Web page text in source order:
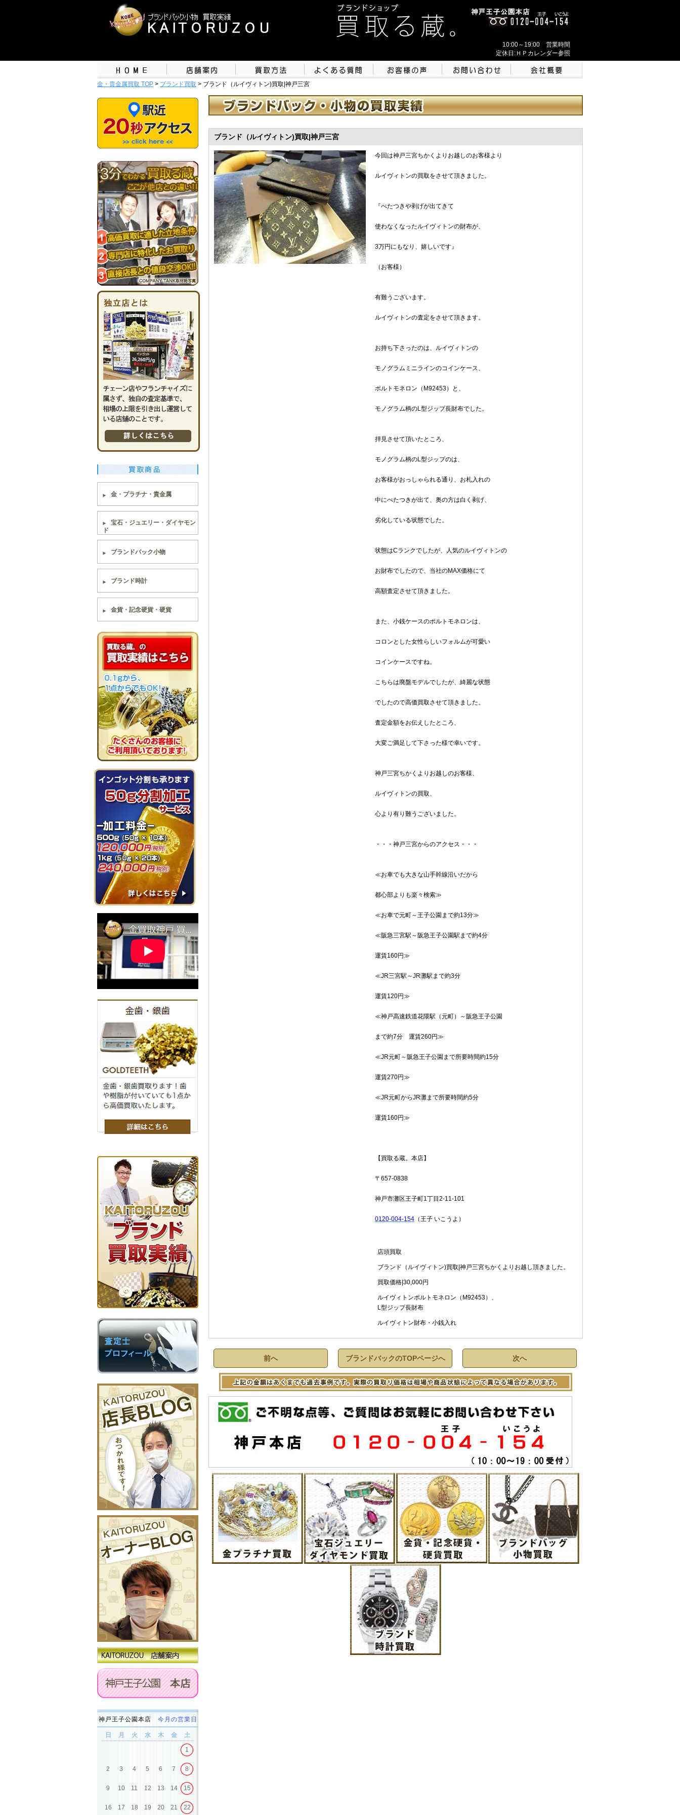
10:00～19:00 営業時間
定休日:ＨＰカレンダー参照
金・貴金属買取 TOP > ブランド買取 > ブランド（ルイヴィトン)買取|神戸三宮
金・プラチナ・貴金属
宝石・ジュエリー・ダイヤモン
ド
ブランドバック小物
ブランド時計
金貨・記念硬貨・硬貨
神戸王子公園本店 今月の営業日
日 月 火 水 木 金 土
1
2 3 4 5 6 7 8
9 10 11 12 13 14 15
16 17 18 19 20 21 22
ブランド（ルイヴィトン)買取|神戸三宮
今回は神戸三宮ちかくよりお越しのお客様より
ルイヴィトンの買取をさせて頂きました。
『べたつきや剥げが出てきて
使わなくなったルイヴィトンの財布が、
3万円にもなり、嬉しいです』
（お客様）
有難うございます。
ルイヴィトンの査定をさせて頂きます。
お持ち下さったのは、ルイヴィトンの
モノグラムミニラインのコインケース、
ポルトモネロン（M92453）と、
モノグラム柄のL型ジップ長財布でした。
拝見させて頂いたところ、
モノグラム柄のL型ジップのは、
お客様がおっしゃられる通り、お札入れの
中にべたつきが出て、奥の方は白く剥げ、
劣化している状態でした。
状態はCランクでしたが、人気のルイヴィトンの
お財布でしたので、当社のMAX価格にて
高額査定させて頂きました。
また、小銭ケースのポルトモネロンは、
コロンとした女性らしいフォルムが可愛い
コインケースですね。
こちらは廃盤モデルでしたが、綺麗な状態
でしたので高価買取させて頂きました。
査定金額をお伝えしたところ、
大変ご満足して下さった様で幸いです。
神戸三宮ちかくよりお越しのお客様、
ルイヴィトンの買取、
心より有り難うございました。
・・・神戸三宮からのアクセス・・・
≪お車でも大きな山手幹線沿いだから
都心部よりも楽々検索≫
≪お車で元町～王子公園まで約13分≫
≪阪急三宮駅～阪急王子公園駅まで約4分
運賃160円≫
≪JR三宮駅～JR灘駅まで約3分
運賃120円≫
≪神戸高速鉄道花隈駅（元町）～阪急王子公園
まで約7分 運賃260円≫
≪JR元町～阪急王子公園まで所要時間約15分
運賃270円≫
≪JR元町からJR灘まで所要時間約5分
運賃160円≫
【買取る蔵。本店】
〒657-0838
神戸市灘区王子町1丁目2-11-101
0120-004-154 （王子 いこうよ）
店頭買取
ブランド（ルイヴィトン)買取|神戸三宮ちかくよりお越し頂きました。
買取価格|30,000円
ルイヴィトンポルトモネロン（M92453）、
L型ジップ長財布
ルイヴィトン財布・小銭入れ
前へ ブランドバックのTOPページへ 次へ